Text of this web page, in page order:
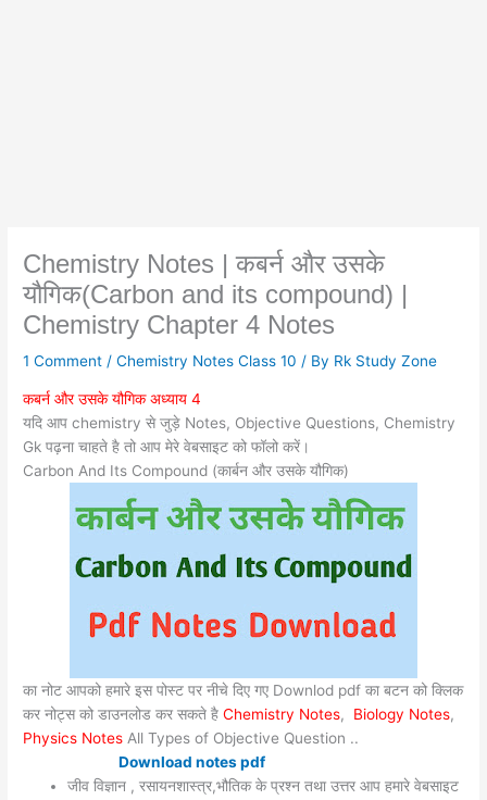
Chemistry Notes | कबर्न और उसके
यौगिक(Carbon and its compound) |
Chemistry Chapter 4 Notes
1 Comment /Chemistry Notes Class 10 / By Rk Study Zone
कबर्न और उसके यौगिक अध्याय 4
यदि आप chemistry से जुड़े Notes, Objective Questions, Chemistry
Gk पढ़ना चाहते है तो आप मेरे वेबसाइट को फॉलो करें।
Carbon And Its Compound (कार्बन और उसके यौगिक)
का नोट आपको हमारे इस पोस्ट पर नीचे दिए गए Downlod pdf का बटन को क्लिक
कर नोट्स को डाउनलोड कर सकते हैChemistry Notes, Biology Notes,
Physics Notes All Types of Objective Question ..
Download notes pdf
जीव विज्ञान , रसायनशास्त्र,भौतिक के प्रश्न तथा उत्तर आप हमारे वेबसाइट